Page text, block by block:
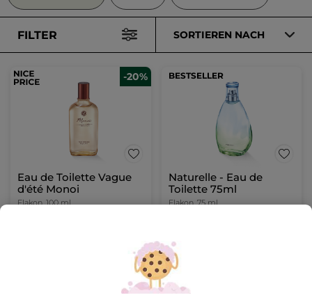
FILTER SORTIEREN NACH
-20%
Eau de Toilette Vague
d'été Monoi
Flakon 100 ml
BESTSELLER
Naturelle - Eau de
Toilette 75ml
Flakon 75 ml
37,90€